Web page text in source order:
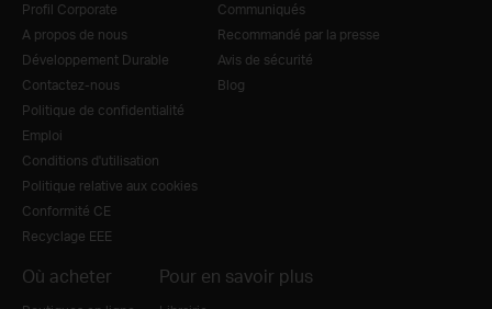
Profil Corporate
A propos de nous
Développement Durable
Contactez-nous
Politique de confidentialité
Emploi
Conditions d'utilisation
Politique relative aux cookies
Conformité CE
Recyclage EEE
Communiqués
Recommandé par la presse
Avis de sécurité
Blog
Où acheter Pour en savoir plus